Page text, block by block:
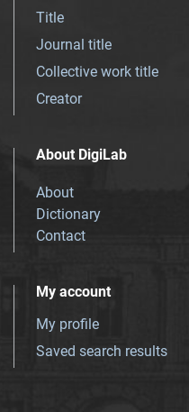
Title
Journal title
Collective work title
Creator
About DigiLab
About
Dictionary
Contact
My account
My profile
Saved search results